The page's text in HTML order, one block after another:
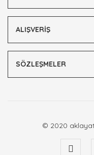
ALIŞVERİŞ
SÖZLEŞMELER
© 2020